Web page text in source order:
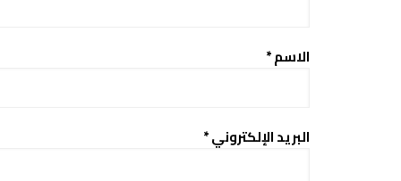
الاسم*
البريد الإلكتروني*